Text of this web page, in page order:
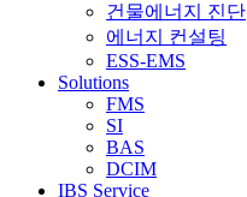
건물에너지 진단
에너지 컨설팅
ESS-EMS
Solutions
FMS
SI
BAS
DCIM
IBS Service